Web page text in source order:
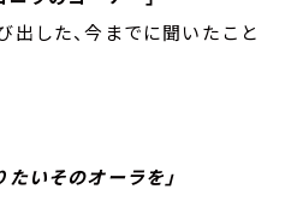
出した、今までに聞いたこと
たいそのオーラを」